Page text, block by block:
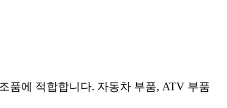
품에 적합합니다. 자동차 부품, ATV 부품